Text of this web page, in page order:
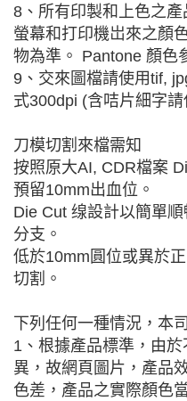
8、所有印製和上色之
螢幕和打印機岀來之顏
物為準。 Pantone 顏色
9、交來圖檔請使用tif,
式300dpi (含咭片細字請
刀模切割來檔需知
按照原大AI, CDR檔案
預留10mm出血位。
Die Cut 缐設計以簡單
分支。
低於10mm圓位或異於
切割。
下列任何一種情況，本
1、根據產品標準，由
異，故網頁圖片，產品
色差，產品之實際顏色